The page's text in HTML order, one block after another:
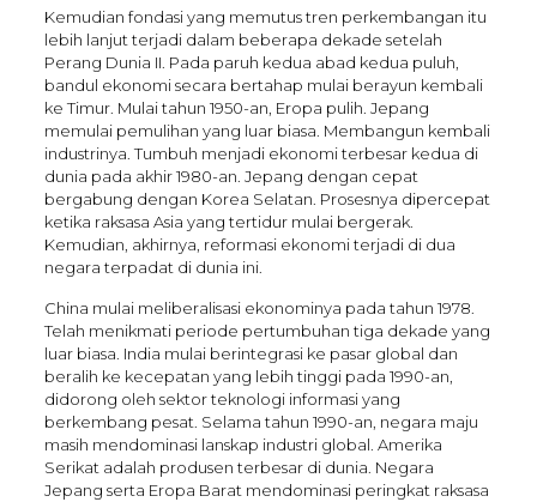
Kemudian fondasi yang memutus tren perkembangan itu
lebih lanjut terjadi dalam beberapa dekade setelah
Perang Dunia II. Pada paruh kedua abad kedua puluh,
bandul ekonomi secara bertahap mulai berayun kembali
ke Timur. Mulai tahun 1950-an, Eropa pulih. Jepang
memulai pemulihan yang luar biasa. Membangun kembali
industrinya. Tumbuh menjadi ekonomi terbesar kedua di
dunia pada akhir 1980-an. Jepang dengan cepat
bergabung dengan Korea Selatan. Prosesnya dipercepat
ketika raksasa Asia yang tertidur mulai bergerak.
Kemudian, akhirnya, reformasi ekonomi terjadi di dua
negara terpadat di dunia ini.
China mulai meliberalisasi ekonominya pada tahun 1978.
Telah menikmati periode pertumbuhan tiga dekade yang
luar biasa. India mulai berintegrasi ke pasar global dan
beralih ke kecepatan yang lebih tinggi pada 1990-an,
didorong oleh sektor teknologi informasi yang
berkembang pesat. Selama tahun 1990-an, negara maju
masih mendominasi lanskap industri global. Amerika
Serikat adalah produsen terbesar di dunia. Negara
Jepang serta Eropa Barat mendominasi peringkat raksasa